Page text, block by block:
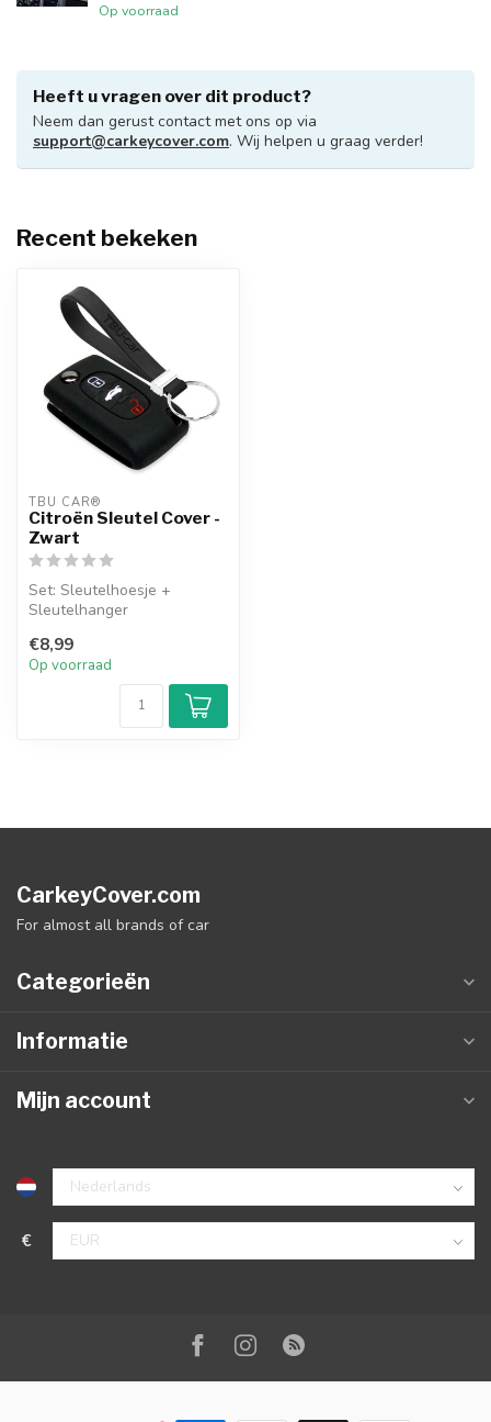
Op voorraad
Heeft u vragen over dit product?
Neem dan gerust contact met ons op via
support@carkeycover.com. Wij helpen u graag verder!
Recent bekeken
TBU CAR®
Citroën Sleutel Cover -
Zwart
Set: Sleutelhoesje +
Sleutelhanger
€8,99
Op voorraad
CarkeyCover.com
For almost all brands of car
Categorieën
Informatie
Mijn account
€